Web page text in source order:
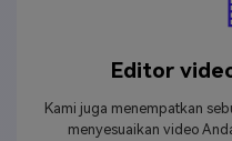
Editor
Kami juga menempatkan
menyesuaikan video